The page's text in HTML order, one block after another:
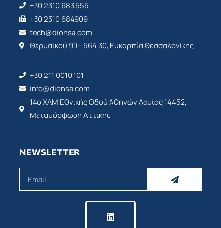
+30 2310 683 555
+30 2310 684909
tech@dionsa.com
Θερμαϊκού 90 - 564 30, Ευκαρπία Θεσσαλονίκης
+30 211 0010 101
info@dionsa.com
14ο ΧΛΜ Εθνικής Οδού Αθηνών Λαμίας 14452,
Μεταμόρφωση Αττικης
NEWSLETTER